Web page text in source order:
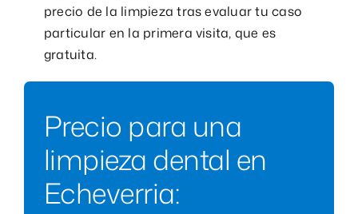
precio de la limpieza tras evaluar tu caso
particular en la primera visita, que es
gratuita.
Precio para una
limpieza dental en
Echeverria: